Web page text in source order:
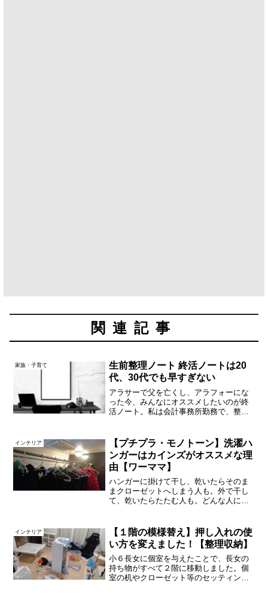
関連記事
家族・子育て
生前整理ノート 終活ノートは20
代、30代でも早すぎない
アラサーで父を亡くし、アラフォーにな
った今、みんなにオススメしたいのが終
活ノート。私は会計事務所勤務で、整理
を減らすだけの行動ではなく、情報や考
え方など目に見えないもの...
インテリア
【プチプラ・モノトーン】洗濯ハ
ンガーはカインズがオススメな理
由【ワーママ】
ハンガーに掛けて干し、乾いたらそのま
まクローゼットへしまう人も。外で干し
て、乾いたらたたむ人も。どんな人にも
したら、少しリニューアルされていまし
た。ありそうでないベス...
インテリア
【１階の模様替え】押し入れの使
い方を変えました！【整理収納】
小６長女に個室を与えたことで、長女の
持ち物がすべて２階に移動しました。個
室の机やクローゼット等のセッティング